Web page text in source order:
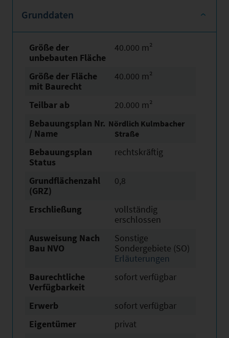
Grunddaten
Größe der
unbebauten Fläche
40.000 m²
Größe der Fläche
mit Baurecht
40.000 m²
Teilbar ab
20.000 m²
Bebauungsplan Nr.
/ Name
Nördlich Kulmbacher
Straße
Bebauungsplan
Status
rechtskräftig
Grundflächen­zahl
(GRZ)
0,8
Erschließung
vollständig
erschlossen
Ausweisung Nach
Bau NVO
Sonstige
Sondergebiete (SO)
Erläuterungen
Baurechtliche
Verfügbarkeit
sofort verfügbar
Erwerb
sofort verfügbar
Eigentümer
privat